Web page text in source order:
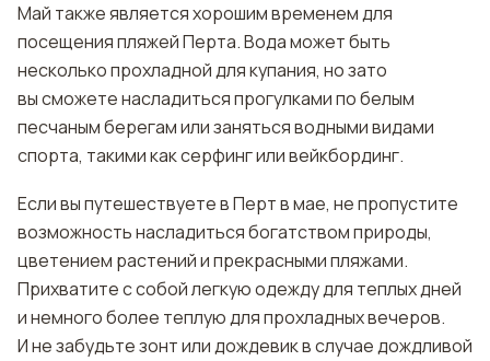
Май также является хорошим временем для
посещения пляжей Перта. Вода может быть
несколько прохладной для купания, но зато
вы сможете насладиться прогулками по белым
песчаным берегам или заняться водными видами
спорта, такими как серфинг или вейкбординг.
Если вы путешествуете в Перт в мае, не пропустите
возможность насладиться богатством природы,
цветением растений и прекрасными пляжами.
Прихватите с собой легкую одежду для теплых дней
и немного более теплую для прохладных вечеров.
И не забудьте зонт или дождевик в случае дождливой